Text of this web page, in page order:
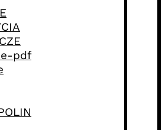
pdf